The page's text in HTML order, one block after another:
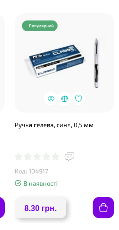
Популярний
Ручка гелева, синя, 0,5 мм
Код: 104917
В наявності
8.30 грн.